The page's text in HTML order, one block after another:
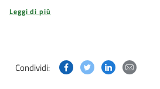
Leggi di più
Condividi: Condividi questa
CondividiCondividi